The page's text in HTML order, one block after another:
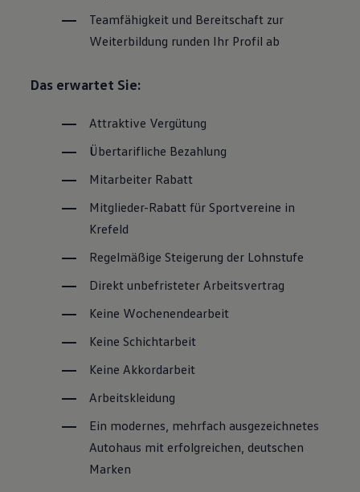
Teamfähigkeit und Bereitschaft zur
Weiterbildung runden Ihr Profil ab
Das erwartet Sie:
Attraktive Vergütung
Übertarifliche Bezahlung
Mitarbeiter Rabatt
Mitglieder-Rabatt für Sportvereine in
Krefeld
Regelmäßige Steigerung der Lohnstufe
Direkt unbefristeter Arbeitsvertrag
Keine Wochenendearbeit
Keine Schichtarbeit
Keine Akkordarbeit
Arbeitskleidung
Ein modernes, mehrfach ausgezeichnetes
Autohaus mit erfolgreichen, deutschen
Marken